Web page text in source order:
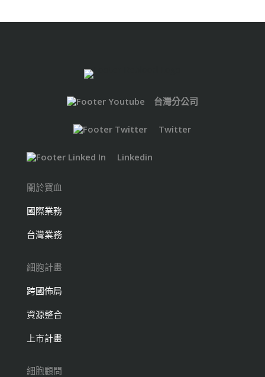
台灣分公司
Twitter
Linkedin
關於寶血
國際業務
台灣業務
細胞計畫
跨國佈局
資源整合
上市計畫
細胞顧問